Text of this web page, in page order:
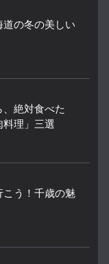
の冬の美しい
絶対食べた
料理」三選
う！千歳の魅